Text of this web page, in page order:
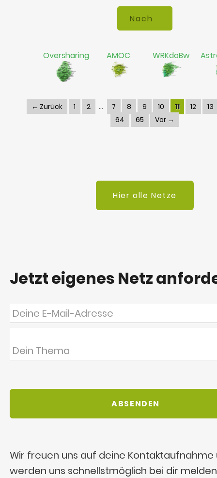
Oversharing AMOC WRKdoBw
← Zurück 1 2 7 8 9 10 11 12
13
64
65 Vor →
Hier alle Netze
Jetzt eigenes Netz
Wir freuen uns auf deine Kontaktaufnahme
werden uns schnellstmöglich bei dir